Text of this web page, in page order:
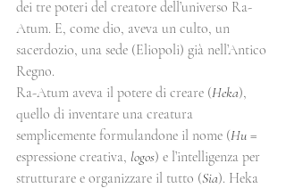
dei tre poteri del creatore dell’universo Ra-
Atum. E, come dio, aveva un culto, un
sacerdozio, una sede (Eliopoli) già nell’Antico
Regno.
Ra-Atum aveva il potere di creare (Heka),
quello di inventare una creatura
semplicemente formulandone il nome (Hu =
espressione creativa, logos) e l’intelligenza per
strutturare e organizzare il tutto (Sia). Heka